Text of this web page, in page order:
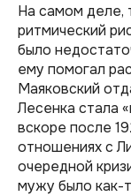
На самом деле,
ритмический
было
ему помогал
Маяковский
Лесенка стала
вскоре после
отношениях с
очередной
мужу было как-